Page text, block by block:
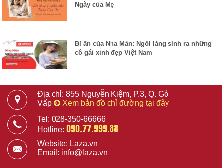
Ngày của Mẹ
Bí ẩn của Nha Mân: Ngôi làng sinh ra những
cô gái xinh đẹp Việt Nam
Địa chỉ: 855 Nguyễn Kiệm, P.3, Q. Gò
Vấp
Xem bản đồ chỉ đường tại đây
Tel: 028-350-66666
Hotline: 090.77.999.88
Website: Laza.vn
Email: info@laza.vn